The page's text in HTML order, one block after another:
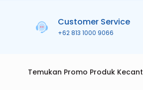
Customer Service
+62 813 1000 9066
Temukan Promo Produk